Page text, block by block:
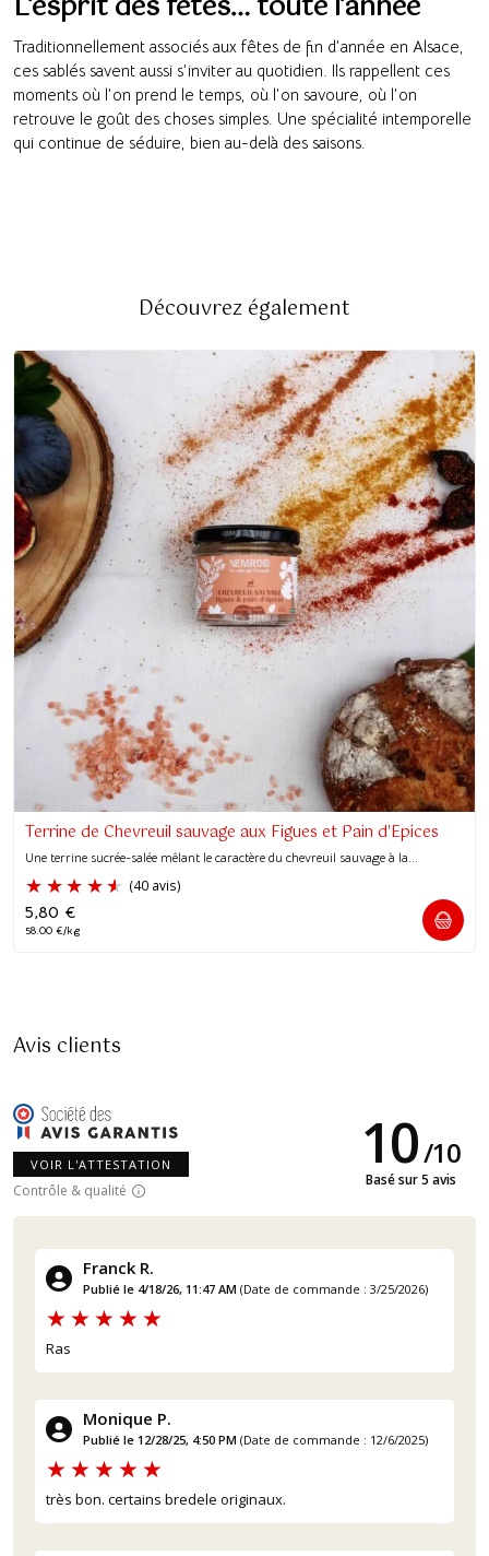
Traditionnellement associés aux fêtes de fin d’année en Alsace,
ces sablés savent aussi s’inviter au quotidien. Ils rappellent ces
moments où l’on prend le temps, où l’on savoure, où l’on
retrouve le goût des choses simples. Une spécialité intemporelle
qui continue de séduire, bien au-delà des saisons.
Découvrez également
Terrine de Chevreuil sauvage aux Figues et Pain d'Epices
Une terrine sucrée-salée mêlant le caractère du chevreuil sauvage à la...
5,80 €
58.00 €/kg
Avis clients
VOIR L'ATTESTATION
Contrôle & qualité
10/10
Basé sur 5 avis
Franck R.
Publié le 4/18/26, 11:47 AM (Date de commande : 3/25/2026)
Ras
Monique P.
Publié le 12/28/25, 4:50 PM (Date de commande : 12/6/2025)
très bon. certains bredele originaux.